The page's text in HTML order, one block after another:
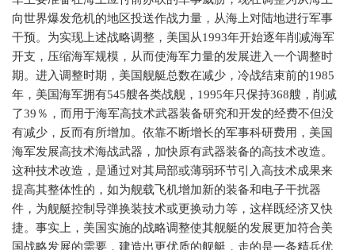
向世界爆发危机的地区投送作战力量，从海上对陆地进行军事
干预。为实现上述战略调整，美国从1993年开始逐年削减海军
开支，压缩海军规模，从而使海军力量的发展进入一个调整时
期。进入调整时期，美国舰艇总数在减少，冷战结束前的1985
年，美国海军拥有545艘各类战舰， 1995年只保持368艘，削减
了39 ％，而用于海军高技术武器装备研究和开发的经费不但没
有减少，反而有所增加。依靠不断增长的军事科研费用，美国
海军发展高技术海战武器，加快原有武器装备的高技术改造。
这种技术改造，是通过对其局部或薄弱环节引入高技术成果来
提高其整体性的，如为舰载飞机增加新的装备和电子干扰器
件，为舰艇控制导弹换装技术或更换动力等，这样既经济又快
捷。事实上，美国实施的战略调整使其舰艇的发展更加符合美
国战略发展的需要，建造出更优质的舰艇，走的是一条精兵优